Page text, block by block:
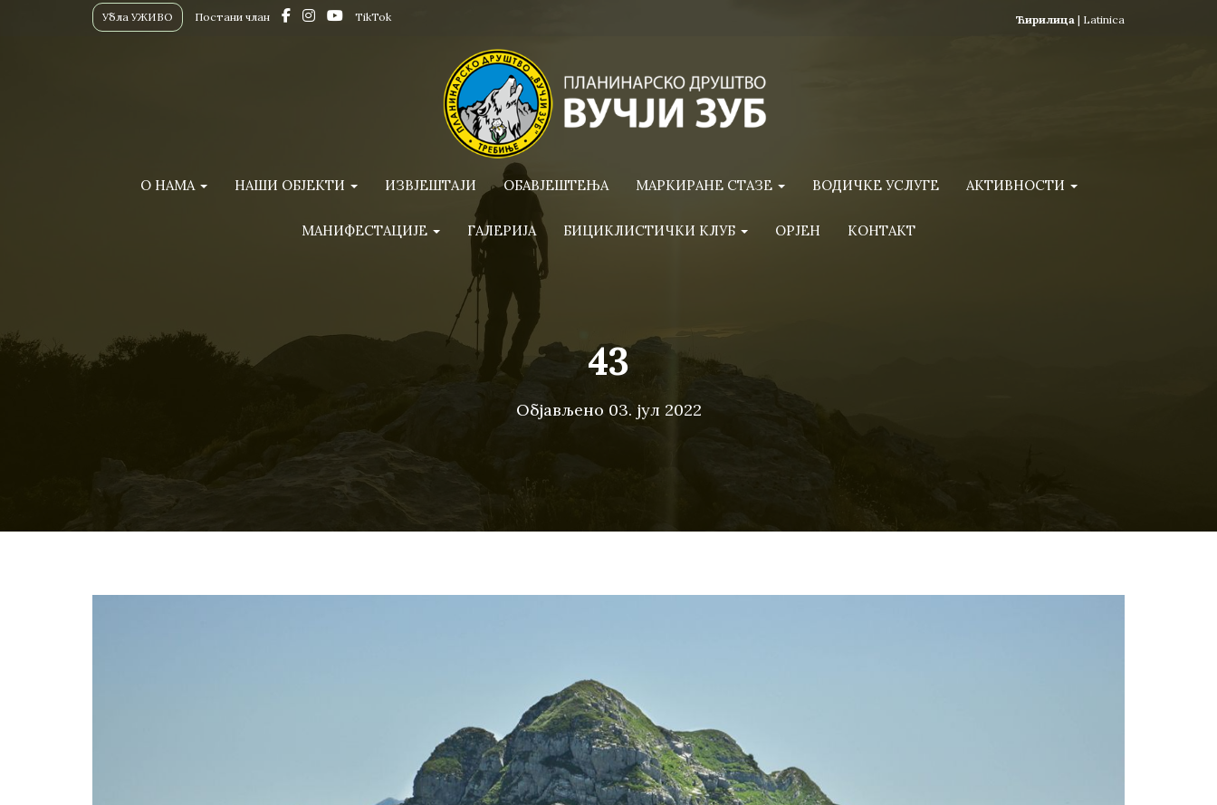
Ћирилица | Latinica
Убла УЖИВО Постани члан TikTok
О НАМА НАШИ ОБЈЕКТИ ИЗВЈЕШТАЈИ ОБАВЈЕШТЕЊА МАРКИРАНЕ СТАЗЕ ВОДИЧКЕ УСЛУГЕ АКТИВНОСТИ
МАНИФЕСТАЦИЈЕ ГАЛЕРИЈА БИЦИКЛИСТИЧКИ КЛУБ ОРЈЕН КОНТАКТ
43
Објављено 03. јул 2022